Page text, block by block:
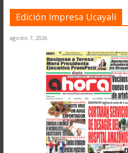
Edición Impresa Ucayali
agosto 7, 2026